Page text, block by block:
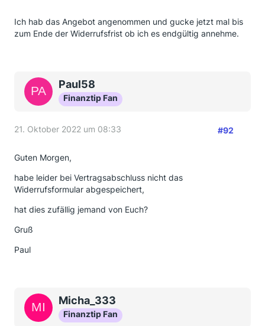
Ich hab das Angebot angenommen und gucke jetzt mal bis
zum Ende der Widerrufsfrist ob ich es endgültig annehme.
Paul58
Finanztip Fan
21. Oktober 2022 um 08:33 #92
Guten Morgen,
habe leider bei Vertragsabschluss nicht das
Widerrufsformular abgespeichert,
hat dies zufällig jemand von Euch?
Gruß
Paul
Micha_333
Finanztip Fan